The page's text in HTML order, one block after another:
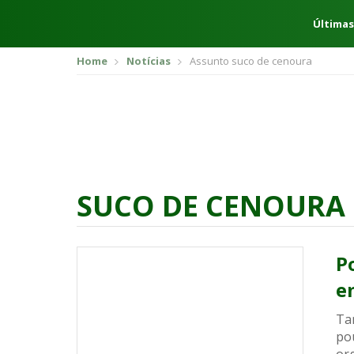
Home Notícias Assunto suco de cenoura
SUCO DE CENOURA